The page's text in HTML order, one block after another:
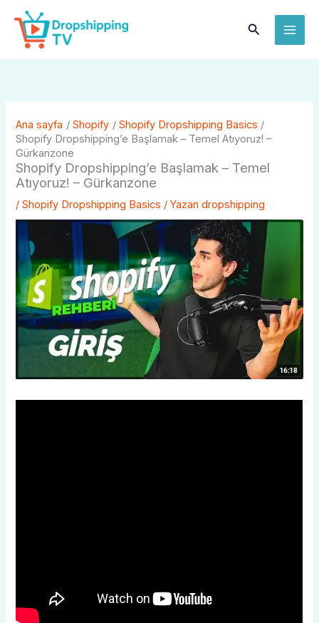
İçeriğe
atla
Arama
Ana sayfa Shopify
Shopify Dropshipping Basics
Shopify Dropshipping’e Başlamak – Temel Atıyoruz! –
Gürkanzone
Shopify Dropshipping’e Başlamak – Temel
Atıyoruz! – Gürkanzone
/Shopify Dropshipping Basics / Yazan dropshipping